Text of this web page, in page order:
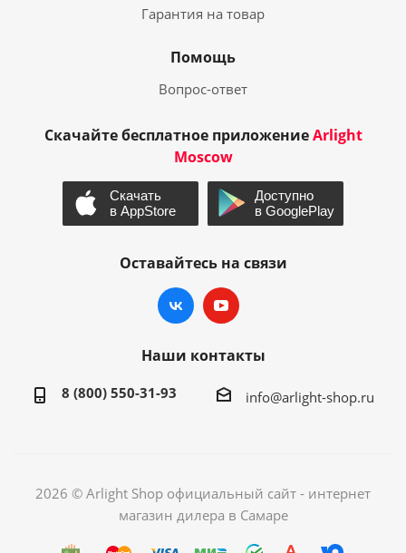
Гарантия на товар
Помощь
Вопрос-ответ
Скачайте бесплатное приложениеArlight
Moscow
Оставайтесь на связи
Наши контакты
8 (800) 550-31-93 info@arlight-shop.ru
2026 © Arlight Shop официальный сайт - интернет
магазин дилера в Самаре